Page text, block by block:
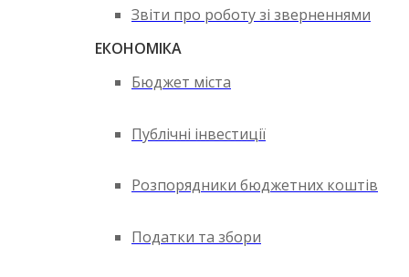
Звіти про роботу зі зверненнями
ЕКОНОМІКА
Бюджет міста
Публічні інвестиції
Розпорядники бюджетних коштів
Податки та збори